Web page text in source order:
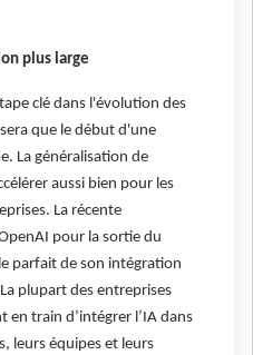
plus large
clé dans l'évolution des
que le début d'une
La généralisation de
aussi bien pour les
La récente
pour la sortie du
parfait de son intégration
plupart des entreprises
en train d’intégrer l’IA dans
leurs équipes et leurs